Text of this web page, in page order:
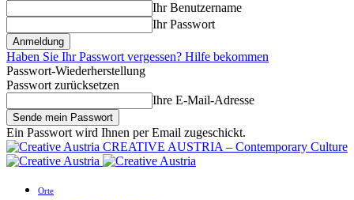
Ihr Benutzername
Ihr Passwort
Haben Sie Ihr Passwort vergessen? Hilfe bekommen
Passwort-Wiederherstellung
Passwort zurücksetzen
Ihre E-Mail-Adresse
Ein Passwort wird Ihnen per Email zugeschickt.
CREATIVE AUSTRIA – Contemporary Culture
Orte